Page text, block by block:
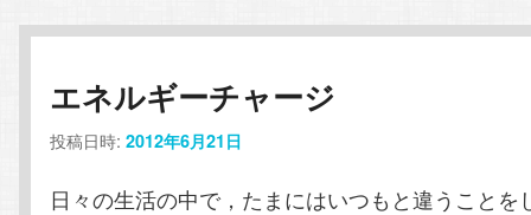
イ
コ
ン
ブ
ン
テ
エネルギーチャージ
投稿日時:2012年6月21日
日々の生活の中で，たまにはいつもと違うことを